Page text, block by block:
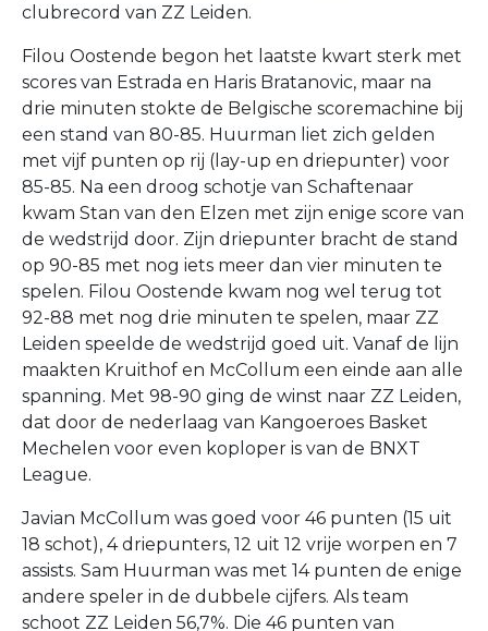
clubrecord van ZZ Leiden.
Filou Oostende begon het laatste kwart sterk met
scores van Estrada en Haris Bratanovic, maar na
drie minuten stokte de Belgische scoremachine bij
een stand van 80-85. Huurman liet zich gelden
met vijf punten op rij (lay-up en driepunter) voor
85-85. Na een droog schotje van Schaftenaar
kwam Stan van den Elzen met zijn enige score van
de wedstrijd door. Zijn driepunter bracht de stand
op 90-85 met nog iets meer dan vier minuten te
spelen. Filou Oostende kwam nog wel terug tot
92-88 met nog drie minuten te spelen, maar ZZ
Leiden speelde de wedstrijd goed uit. Vanaf de lijn
maakten Kruithof en McCollum een einde aan alle
spanning. Met 98-90 ging de winst naar ZZ Leiden,
dat door de nederlaag van Kangoeroes Basket
Mechelen voor even koploper is van de BNXT
League.
Javian McCollum was goed voor 46 punten (15 uit
18 schot), 4 driepunters, 12 uit 12 vrije worpen en 7
assists. Sam Huurman was met 14 punten de enige
andere speler in de dubbele cijfers. Als team
schoot ZZ Leiden 56,7%. Die 46 punten van